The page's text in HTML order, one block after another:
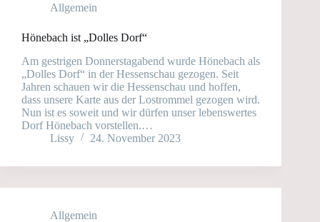
Allgemein
Hönebach ist „Dolles Dorf“
Am gestrigen Donnerstagabend wurde Hönebach als
„Dolles Dorf“ in der Hessenschau gezogen. Seit
Jahren schauen wir die Hessenschau und hoffen,
dass unsere Karte aus der Lostrommel gezogen wird.
Nun ist es soweit und wir dürfen unser lebenswertes
Dorf Hönebach vorstellen.…
Lissy
24. November 2023
Allgemein